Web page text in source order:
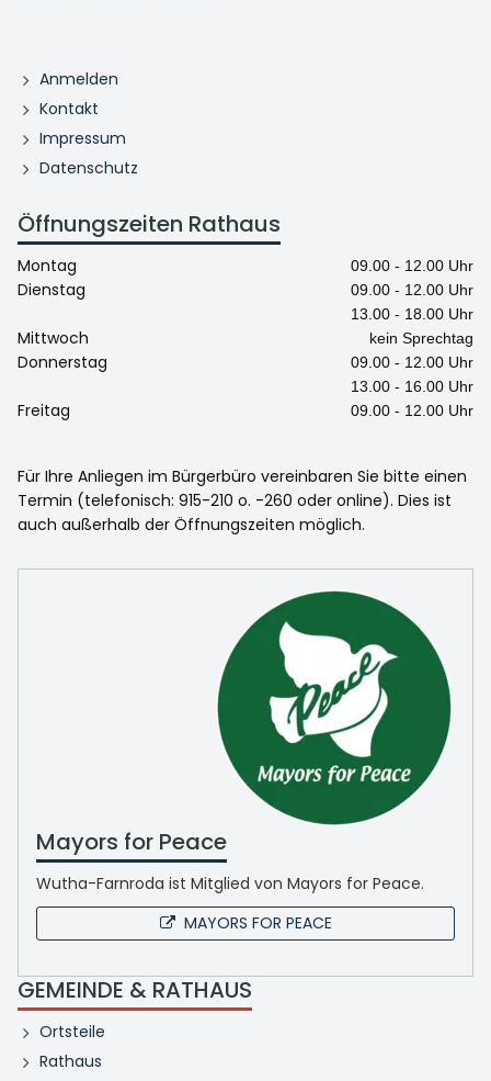
Anmelden
Kontakt
Impressum
Datenschutz
Öffnungszeiten Rathaus
Montag 09.00 - 12.00 Uhr
Dienstag
09.00 - 12.00 Uhr
13.00 - 18.00 Uhr
Mittwoch kein Sprechtag
Donnerstag
09.00 - 12.00 Uhr
13.00 - 16.00 Uhr
Freitag 09.00 - 12.00 Uhr
Für Ihre Anliegen im Bürgerbüro vereinbaren Sie bitte einen
Termin (telefonisch: 915-210 o. -260 oder online). Dies ist
auch außerhalb der Öffnungszeiten möglich.
Mayors for Peace
Wutha-Farnroda ist Mitglied von Mayors for Peace.
MAYORS FOR PEACE
GEMEINDE & RATHAUS
Ortsteile
Rathaus